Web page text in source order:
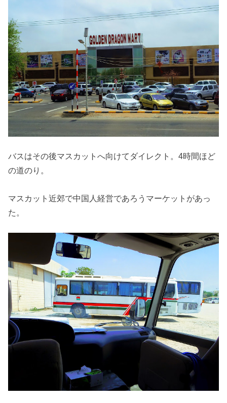
バスはその後マスカットへ向けてダイレクト。4時間ほど
の道のり。
マスカット近郊で中国人経営であろうマーケットがあっ
た。